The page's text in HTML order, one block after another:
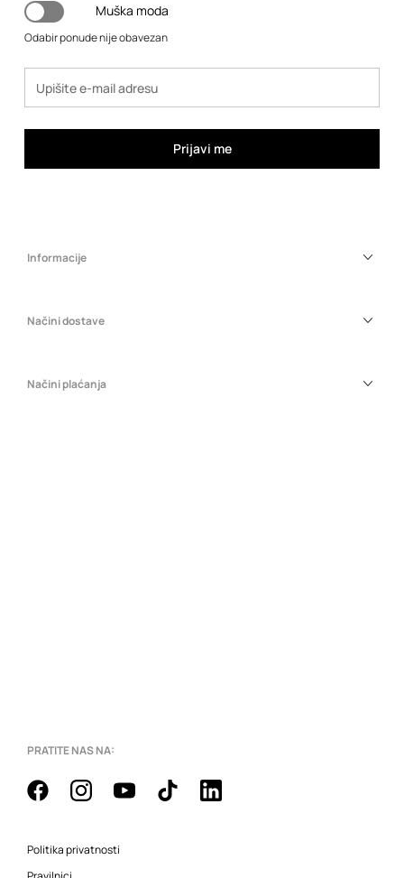
Muška moda
Odabir ponude nije obavezan
Prijavi me
Informacije
Načini dostave
Načini plaćanja
PRATITE NAS NA:
Politika privatnosti